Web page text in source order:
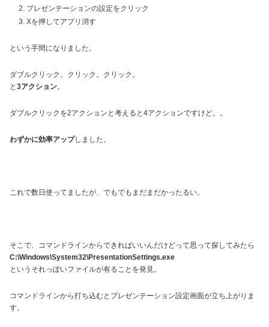
プレゼンテーションの設定をクリック
Xを押してアプリ消す
という手間になりました。
ダブルクリック。クリック。クリック。
と 3アクション。
ダブルクリックを2アクションと考えると4アクションですけど。。
わずかに効率アップしました。
これで数日使ってましたが、でもでもまだまだかったるい。
そこで、コマンドラインからできればいいんだけどって思って探してみたら
C:\Windows\System32\PresentationSettings.exe
というそれっぽいファイルが有ることを発見。
コマンドラインから打ち込むとプレゼンテーション設定画面が立ち上がりま
す。